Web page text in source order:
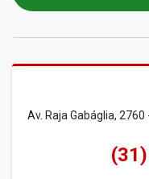
Av. Raja Gabáglia,